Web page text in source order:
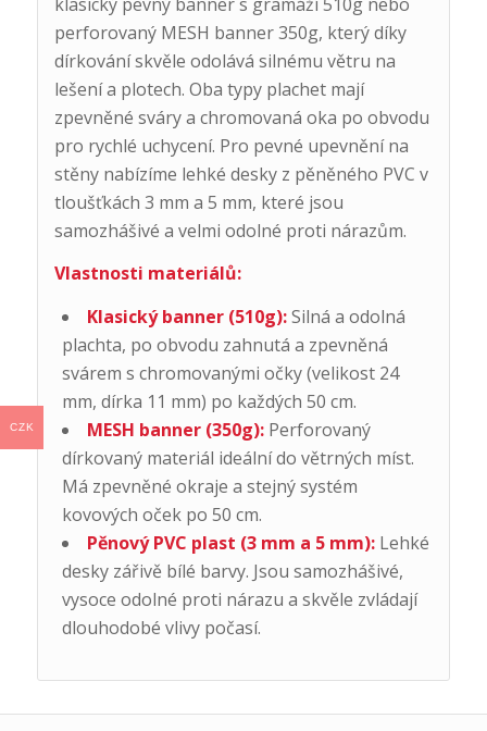
perforovaný MESH banner 350g, který díky
dírkování skvěle odolává silnému větru na
lešení a plotech. Oba typy plachet mají
zpevněné sváry a chromovaná oka po obvodu
pro rychlé uchycení. Pro pevné upevnění na
stěny nabízíme lehké desky z pěněného PVC v
tloušťkách 3 mm a 5 mm, které jsou
samozhášivé a velmi odolné proti nárazům.
Vlastnosti materiálů:
Klasický banner (510g):Silná a odolná
plachta, po obvodu zahnutá a zpevněná
svárem s chromovanými očky (velikost 24
mm, dírka 11 mm) po každých 50 cm.
MESH banner (350g):Perforovaný
dírkovaný materiál ideální do větrných míst.
Má zpevněné okraje a stejný systém
kovových oček po 50 cm.
Pěnový PVC plast (3 mm a 5 mm):Lehké
desky zářivě bílé barvy. Jsou samozhášivé,
vysoce odolné proti nárazu a skvěle zvládají
dlouhodobé vlivy počasí.
CZK